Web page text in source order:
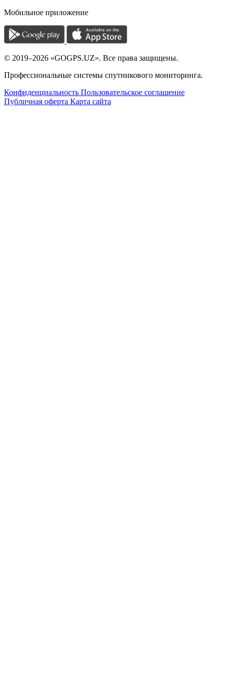
Мобильное приложение
© 2019–2026 «GOGPS.UZ». Все права защищены.
Профессиональные системы спутникового мониторинга.
Конфиденциальность Пользовательское соглашение
Публичная оферта Карта сайта